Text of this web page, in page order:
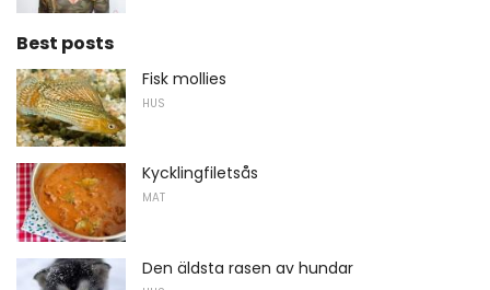
Best posts
Fisk mollies
HUS
Kycklingfiletsås
MAT
Den äldsta rasen av hundar